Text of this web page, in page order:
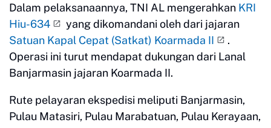
Dalam pelaksanaannya, TNI AL mengerahkan KRI
Hiu-634
yang dikomandani oleh dari jajaran
Satuan Kapal Cepat (Satkat) Koarmada II
.
Operasi ini turut mendapat dukungan dari Lanal
Banjarmasin jajaran Koarmada II.
Rute pelayaran ekspedisi meliputi Banjarmasin,
Pulau Matasiri, Pulau Marabatuan, Pulau Kerayaan,